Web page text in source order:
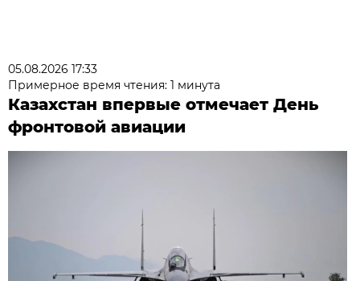
05.08.2026 17:33
Примерное время чтения: 1 минута
Казахстан впервые отмечает День
фронтовой авиации